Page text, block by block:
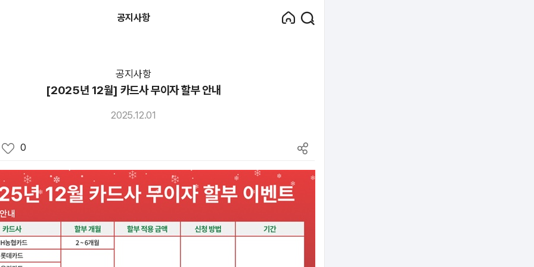
공지사항
공지사항
[2025년 12월] 카드사 무이자 할부 안내
2025.12.01
0